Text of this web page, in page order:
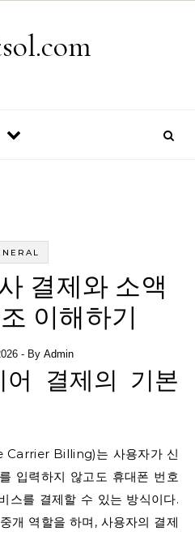
결제와 소액
이해하기
- By Admin
어 결제의 기본
Carrier Billing)는 사용자가 신
입력하지 않고도 휴대폰 번호
스를 결제할 수 있는 방식이다.
개 역할을 하며, 사용자의 결제